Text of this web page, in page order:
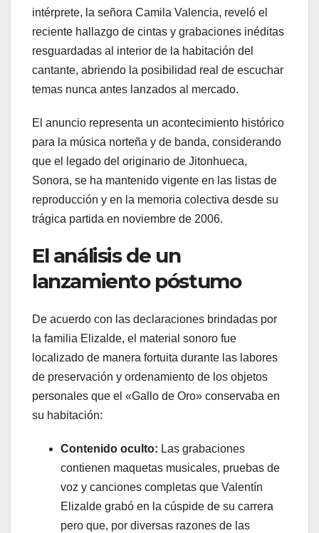
intérprete, la señora Camila Valencia, reveló el
reciente hallazgo de cintas y grabaciones inéditas
resguardadas al interior de la habitación del
cantante, abriendo la posibilidad real de escuchar
temas nunca antes lanzados al mercado.
El anuncio representa un acontecimiento histórico
para la música norteña y de banda, considerando
que el legado del originario de Jitonhueca,
Sonora, se ha mantenido vigente en las listas de
reproducción y en la memoria colectiva desde su
trágica partida en noviembre de 2006.
El análisis de un
lanzamiento póstumo
De acuerdo con las declaraciones brindadas por
la familia Elizalde, el material sonoro fue
localizado de manera fortuita durante las labores
de preservación y ordenamiento de los objetos
personales que el «Gallo de Oro» conservaba en
su habitación:
Contenido oculto: Las grabaciones
contienen maquetas musicales, pruebas de
voz y canciones completas que Valentín
Elizalde grabó en la cúspide de su carrera
pero que, por diversas razones de las